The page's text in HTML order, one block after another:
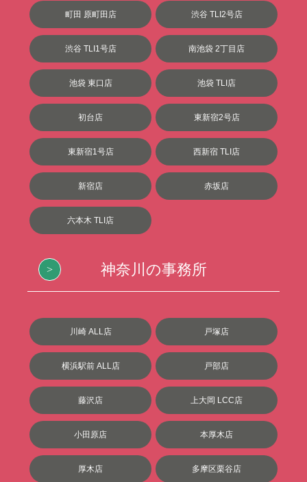
町田 原町田店 渋谷 TLI2号店
渋谷 TLI1号店 南池袋 2丁目店
池袋 東口店 池袋 TLI店
初台店 東新宿2号店
東新宿1号店 西新宿 TLI店
新宿店 赤坂店
六本木 TLI店
神奈川の事務所
川崎 ALL店 戸塚店
横浜駅前 ALL店 戸部店
藤沢店 上大岡 LCC店
小田原店 本厚木店
厚木店 多摩区栗谷店